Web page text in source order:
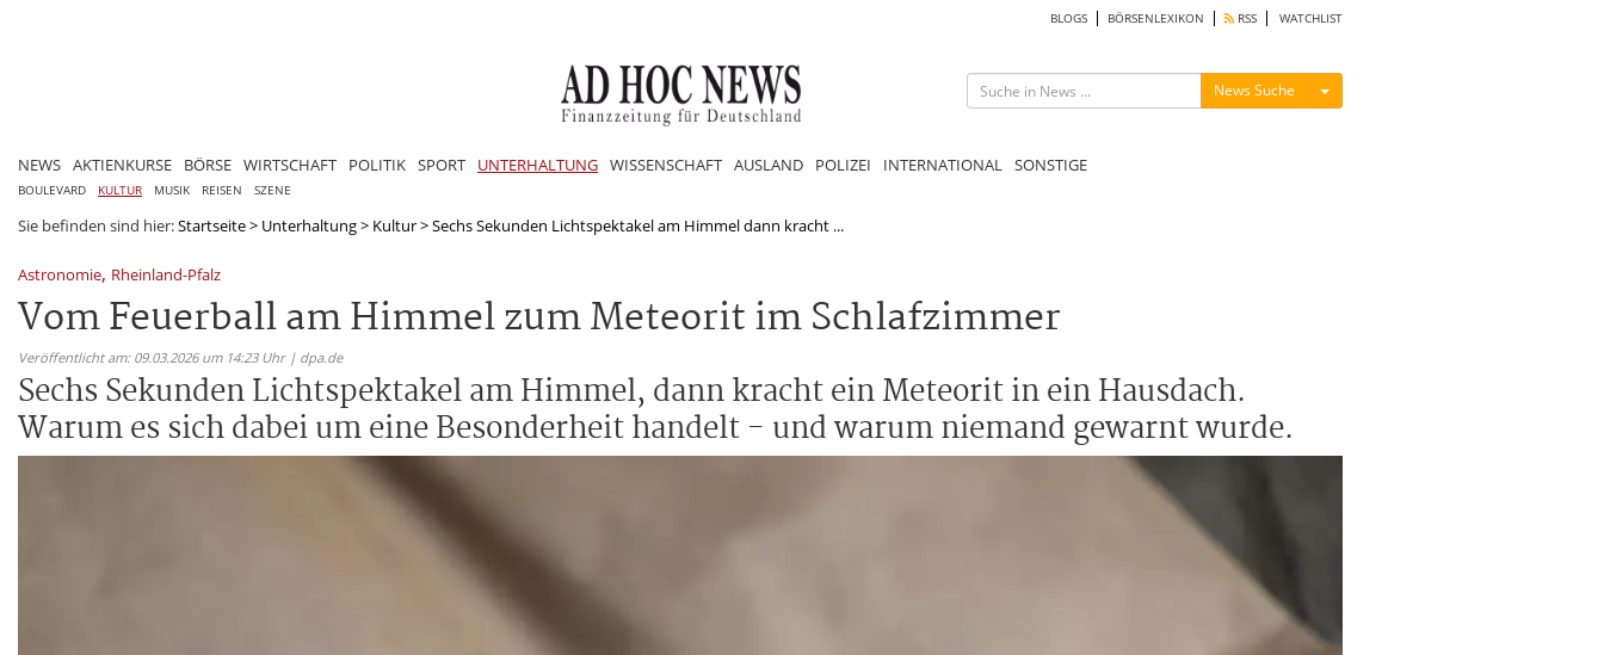
BLOGS BÖRSENLEXIKON RSS WATCHLIST
News Suche Menü ein-/ausblenden
NEWS AKTIENKURSE BÖRSE WIRTSCHAFT POLITIK SPORT UNTERHALTUNG WISSENSCHAFT AUSLAND POLIZEI INTERNATIONAL SONSTIGE
BOULEVARD KULTUR MUSIK REISEN SZENE
Sie befinden sind hier:Startseite> Unterhaltung> Kultur>Sechs Sekunden Lichtspektakel am Himmel dann kracht ...
Astronomie, Rheinland-Pfalz
Vom Feuerball am Himmel zum Meteorit im Schlafzimmer
Veröffentlicht am: 09.03.2026 um 14:23 Uhr | dpa.de
Sechs Sekunden Lichtspektakel am Himmel, dann kracht ein Meteorit in ein Hausdach.
Warum es sich dabei um eine Besonderheit handelt - und warum niemand gewarnt wurde.